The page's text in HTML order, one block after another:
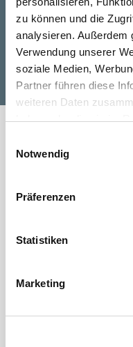
zu können und die
analysieren. Außerdem
Verwendung unserer
soziale Medien,
Partner führen diese
weiteren Daten
haben oder die sie im
Notwendig
Präferenzen
Statistiken
Marketing
Sprechen Sie